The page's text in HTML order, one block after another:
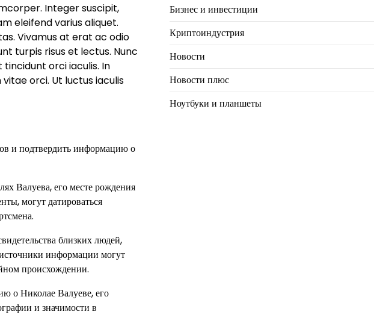
Integer suscipit,
eleifend varius aliquet.
Vivamus at erat ac odio
turpis risus et lectus. Nunc
orci iaculis. In
orci. Ut luctus iaculis
и подтвердить информацию о
Валуева, его месте рождения
могут датироваться
близких людей,
информации могут
происхождении.
о Николае Валуеве, его
и значимости в
Бизнес и инвестиции
Криптоиндустрия
Новости
Новости плюс
Ноутбуки и планшеты